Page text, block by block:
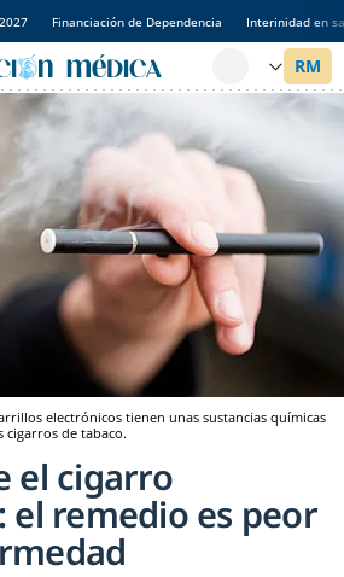
Financiación de Dependencia Interinidad en
electrónicos tienen unas sustancias químicas
cigarros de tabaco.
el cigarro
el remedio es peor